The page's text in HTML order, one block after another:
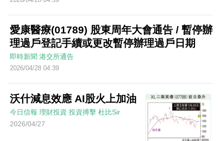
愛康醫療(01789) 股東周年大會通告 / 暫停辦
理過戶登記手續或更改暫停辦理過戶日期
即時新聞 港交所通告
2026/04/28 04:39
沃什減息效應 AI股火上加油
今日信報 理財投資 投資搏擊 杜比Sir
2026/04/27